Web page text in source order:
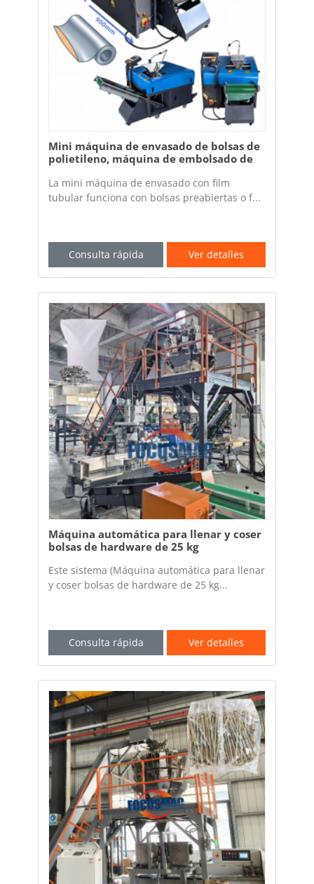
Mini máquina de envasado de bolsas de
polietileno, máquina de embolsado de
La mini máquina de envasado con film
tubular funciona con bolsas preabiertas o f...
Consulta rápida Ver detalles
Máquina automática para llenar y coser
bolsas de hardware de 25 kg
Este sistema (Máquina automática para llenar
y coser bolsas de hardware de 25 kg...
Consulta rápida Ver detalles